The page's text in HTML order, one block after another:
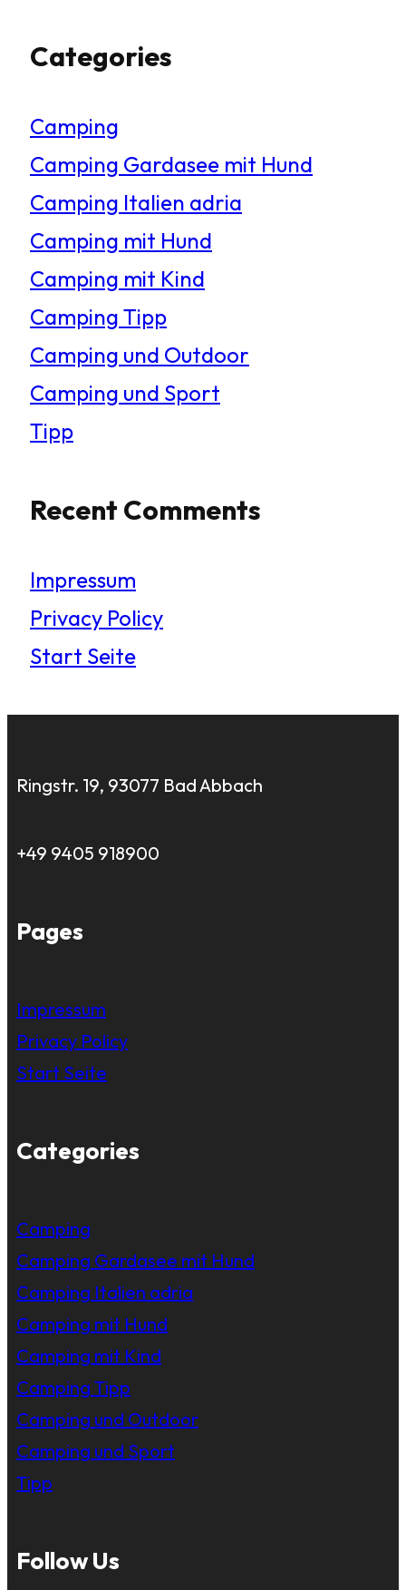
c
e
n
Categories
Camping
Camping Gardasee mit Hund
Camping Italien adria
Camping mit Hund
Camping mit Kind
Camping Tipp
Camping und Outdoor
Camping und Sport
Tipp
Recent Comments
Impressum
Privacy Policy
Start Seite
Ringstr. 19, 93077 Bad Abbach
+49 9405 918900
Pages
Impressum
Privacy Policy
Start Seite
Categories
Camping
Camping Gardasee mit Hund
Camping Italien adria
Camping mit Hund
Camping mit Kind
Camping Tipp
Camping und Outdoor
Camping und Sport
Tipp
Follow Us